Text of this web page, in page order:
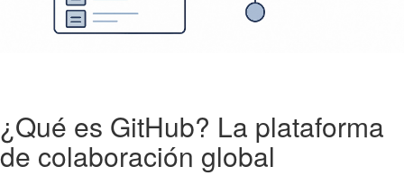
¿Qué es GitHub? La plataforma
de colaboración global